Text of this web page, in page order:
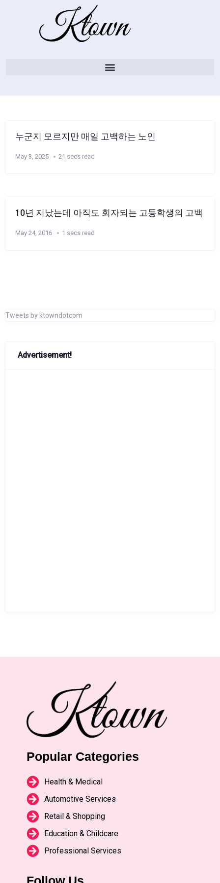
누군지 모르지만 매일 고백하는 노인
May 3, 2025 21 secs read
10년 지났는데 아직도 회자되는 고등학생의 고백
May 24, 2016 1 secs read
Tweets by ktowndotcom
Advertisement!
Popular Categories
Health & Medical
Automotive Services
Retail & Shopping
Education & Childcare
Professional Services